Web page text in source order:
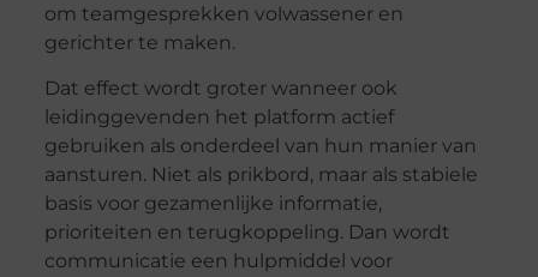
om teamgesprekken volwassener en
gerichter te maken.
Dat effect wordt groter wanneer ook
leidinggevenden het platform actief
gebruiken als onderdeel van hun manier van
aansturen. Niet als prikbord, maar als stabiele
basis voor gezamenlijke informatie,
prioriteiten en terugkoppeling. Dan wordt
communicatie een hulpmiddel voor